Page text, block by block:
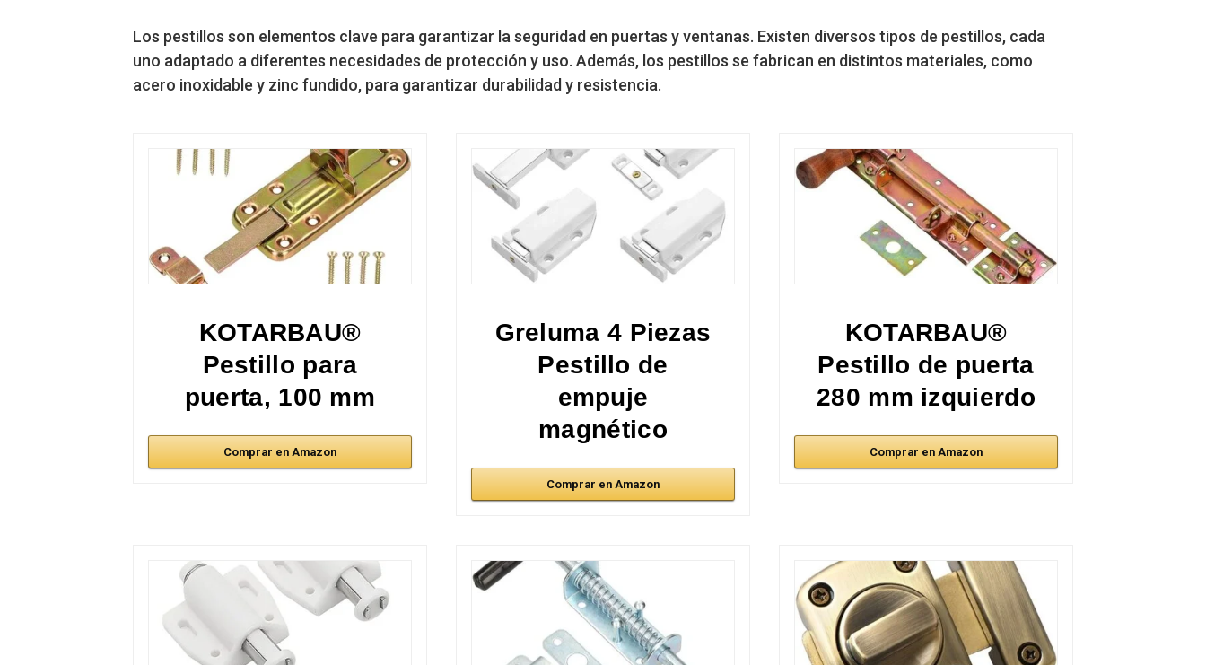
Los pestillos son elementos clave para garantizar la seguridad en puertas y ventanas. Existen diversos tipos de pestillos, cada
uno adaptado a diferentes necesidades de protección y uso. Además, los pestillos se fabrican en distintos materiales, como
acero inoxidable y zinc fundido, para garantizar durabilidad y resistencia.
KOTARBAU®
Pestillo para
puerta, 100 mm
Comprar en Amazon
Greluma 4 Piezas
Pestillo de
empuje
magnético
Comprar en Amazon
KOTARBAU®
Pestillo de puerta
280 mm izquierdo
Comprar en Amazon